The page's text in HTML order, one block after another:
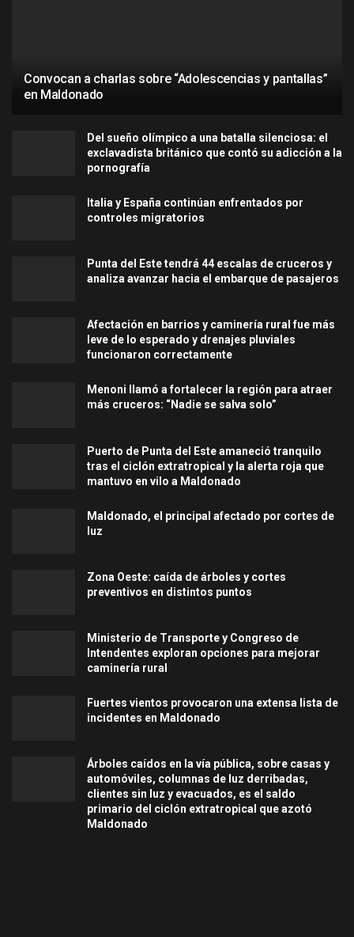
Convocan a charlas sobre “Adolescencias y pantallas”
en Maldonado
Del sueño olímpico a una batalla silenciosa: el
exclavadista británico que contó su adicción a la
pornografía
Italia y España continúan enfrentados por
controles migratorios
Punta del Este tendrá 44 escalas de cruceros y
analiza avanzar hacia el embarque de pasajeros
Afectación en barrios y caminería rural fue más
leve de lo esperado y drenajes pluviales
funcionaron correctamente
Menoni llamó a fortalecer la región para atraer
más cruceros: “Nadie se salva solo”
Puerto de Punta del Este amaneció tranquilo
tras el ciclón extratropical y la alerta roja que
mantuvo en vilo a Maldonado
Maldonado, el principal afectado por cortes de
luz
Zona Oeste: caída de árboles y cortes
preventivos en distintos puntos
Ministerio de Transporte y Congreso de
Intendentes exploran opciones para mejorar
caminería rural
Fuertes vientos provocaron una extensa lista de
incidentes en Maldonado
Árboles caídos en la vía pública, sobre casas y
automóviles, columnas de luz derribadas,
clientes sin luz y evacuados, es el saldo
primario del ciclón extratropical que azotó
Maldonado